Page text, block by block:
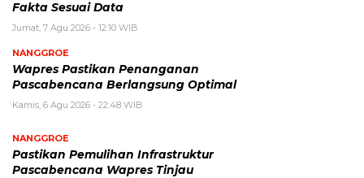
Fakta Sesuai Data
Jumat, 7 Agu 2026 - 12:10 WIB
NANGGROE
Wapres Pastikan Penanganan
Pascabencana Berlangsung Optimal
Kamis, 6 Agu 2026 - 22:48 WIB
NANGGROE
Pastikan Pemulihan Infrastruktur
Pascabencana Wapres Tinjau